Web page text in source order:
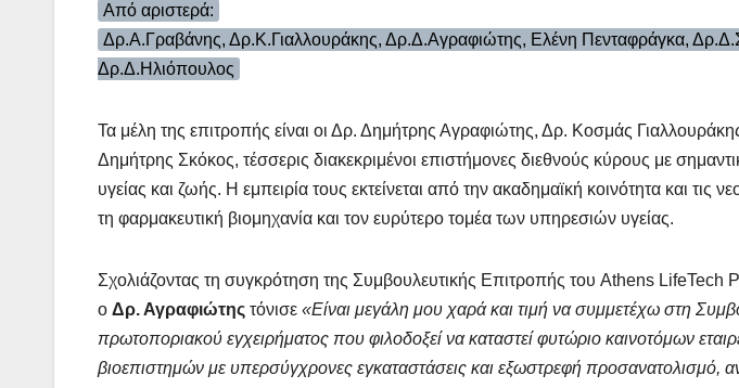
Από αριστερά:
Δρ.Α.Γραβάνης, Δρ.Κ.Γιαλλουράκης, Δρ.Δ.Αγραφιώτης, Ελένη Πενταφράγκα,
Δρ.Δ.Ηλιόπουλος
Τα μέλη της επιτροπής είναι οι Δρ. Δημήτρης Αγραφιώτης, Δρ. Κοσμάς
Δημήτρης Σκόκος, τέσσερις διακεκριμένοι επιστήμονες διεθνούς κύρους με
υγείας και ζωής. Η εμπειρία τους εκτείνεται από την ακαδημαϊκή κοινότητα και τις
τη φαρμακευτική βιομηχανία και τον ευρύτερο τομέα των υπηρεσιών υγείας.
Σχολιάζοντας τη συγκρότηση της Συμβουλευτικής Επιτροπής του Athens LifeTech
ο Δρ. Αγραφιώτης τόνισε «Είναι μεγάλη μου χαρά και τιμή να συμμετέχω στη
πρωτοποριακού εγχειρήματος που φιλοδοξεί να καταστεί φυτώριο καινοτόμων
βιοεπιστημών με υπερσύγχρονες εγκαταστάσεις και εξωστρεφή προσανατολισμό,